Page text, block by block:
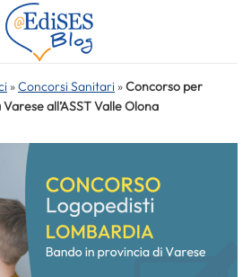
»Concorsi Sanitari »Concorso per
all’ASST Valle Olona